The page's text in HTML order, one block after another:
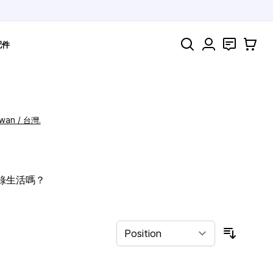
件 Search 聯絡 購物車
/ 台灣.
生活嗎？